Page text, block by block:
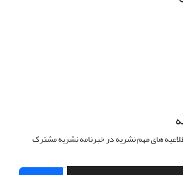
های مهم نشریه در خبرنامه نشریه مشترک